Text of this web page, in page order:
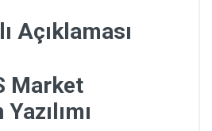
Açıklaması
Market